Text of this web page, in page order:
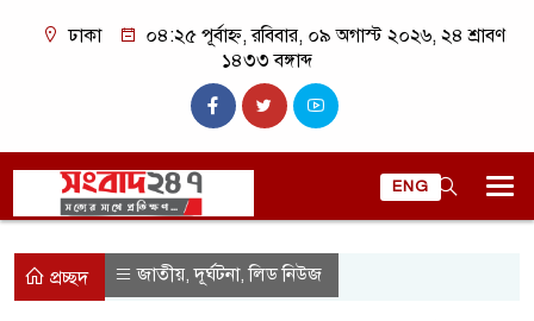
ঢাকা
০৪:২৫ পূর্বাহ্ন, রবিবার, ০৯ অগাস্ট ২০২৬, ২৪ শ্রাবণ
১৪৩৩ বঙ্গাব্দ
ENG
প্রচ্ছদ জাতীয়,দূর্ঘটনা,লিড নিউজ